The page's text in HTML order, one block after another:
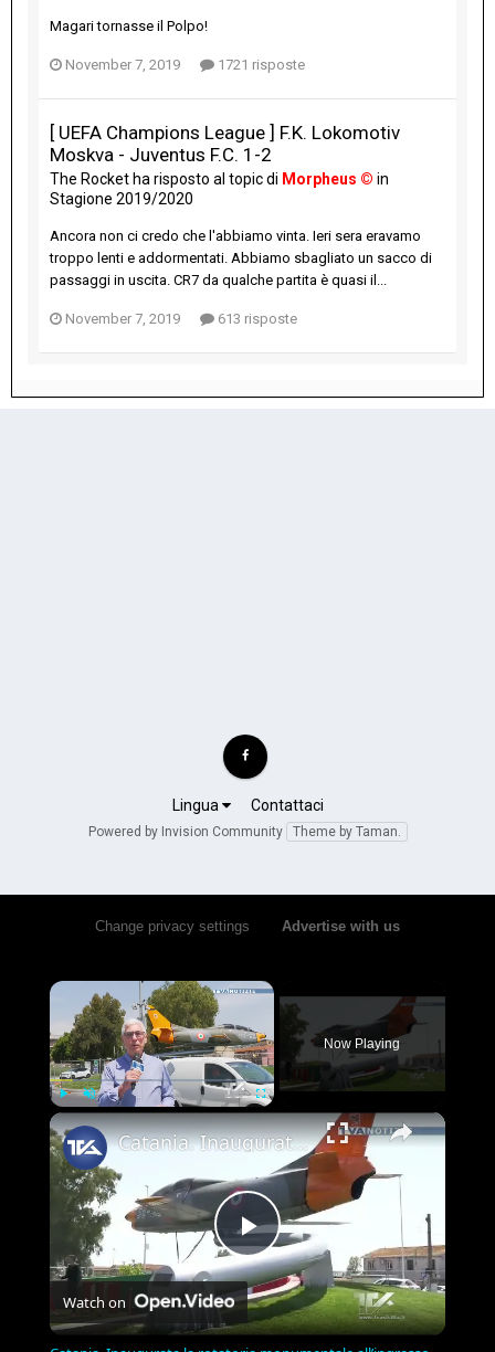
Magari tornasse il Polpo!
November 7, 2019 1721 risposte
[ UEFA Champions League ] F.K. Lokomotiv
Moskva - Juventus F.C. 1-2
The Rocket ha risposto al topic di Morpheus © in
Stagione 2019/2020
Ancora non ci credo che l'abbiamo vinta. Ieri sera eravamo
troppo lenti e addormentati. Abbiamo sbagliato un sacco di
passaggi in uscita. CR7 da qualche partita è quasi il...
November 7, 2019 613 risposte
Lingua Contattaci
Powered by Invision Community Theme by Taman.
Change privacy settings Advertise with us
×
Play Unmute Fullscreen
Now Playing
×
Play
Video
Catania. Inaugurata la rotatoria monumentale all’ingresso dell’aeroporto. Collocato sul posto un ve
Watch on